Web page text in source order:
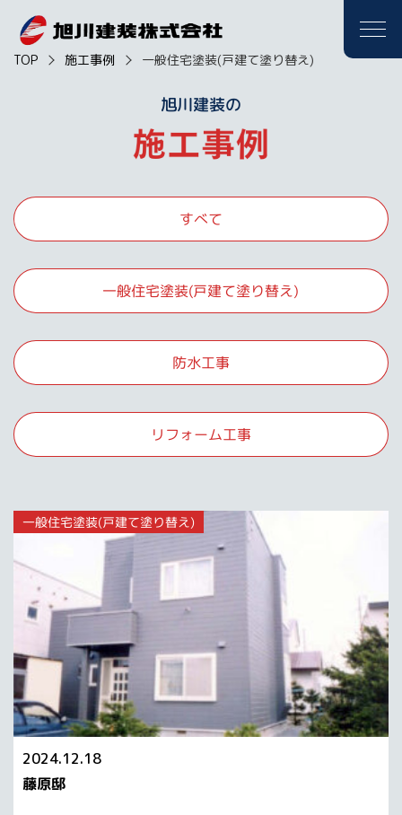
TOP 施工事例 一般住宅塗装(戸建て塗り替え)
旭川建装の
すべて
一般住宅塗装(戸建て塗り替え)
防水工事
リフォーム工事
一般住宅塗装(戸建て塗り替え)
2024.12.18
藤原邸